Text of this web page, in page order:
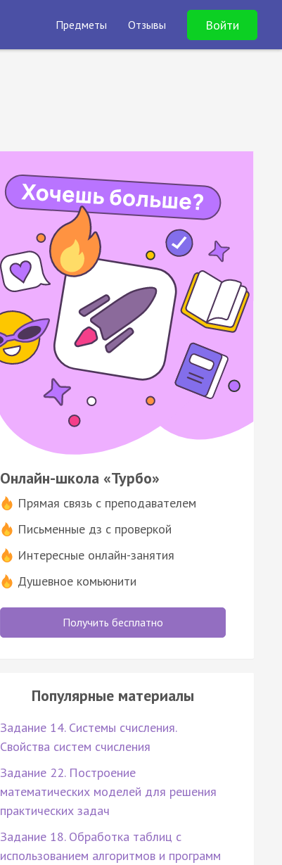
Предметы Отзывы Войти
Онлайн-школа «Турбо»
Прямая связь с преподавателем
Письменные дз с проверкой
Интересные онлайн-занятия
Душевное комьюнити
Получить бесплатно
Популярные материалы
Задание 14. Системы счисления.
Свойства систем счисления
Задание 22. Построение
математических моделей для решения
практических задач
Задание 18. Обработка таблиц с
использованием алгоритмов и программ